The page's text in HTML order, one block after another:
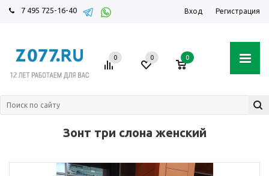
7 495 725-16-40 Вход Регистрация
0 0 0
Зонт три слона женский